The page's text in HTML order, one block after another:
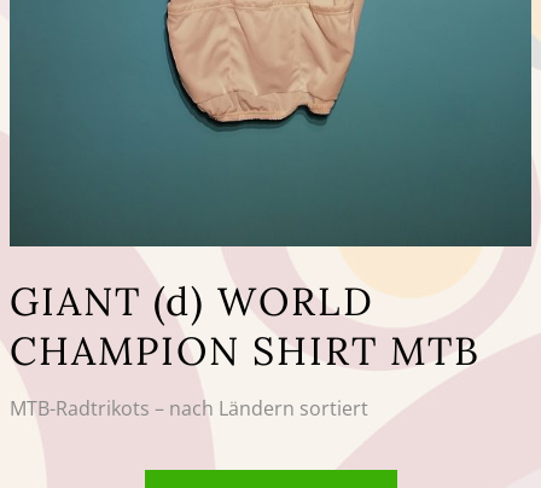
GIANT (d) WORLD
CHAMPION SHIRT MTB
MTB-Radtrikots – nach Ländern sortiert